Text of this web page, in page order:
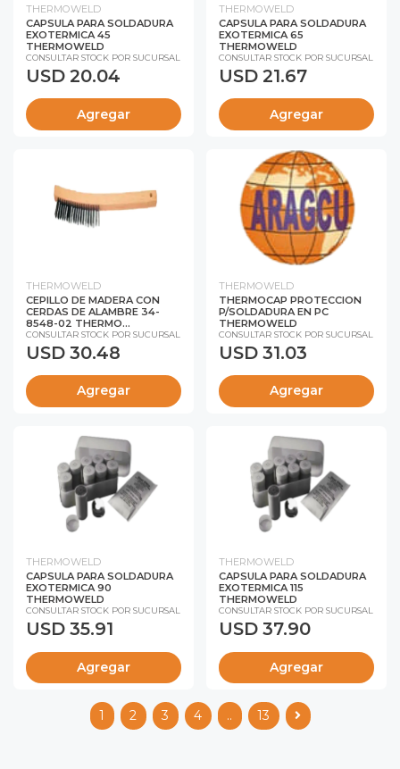
THERMOWELD
CAPSULA PARA SOLDADURA
EXOTERMICA 45
THERMOWELD
CONSULTAR STOCK POR SUCURSAL
USD 20.04
Agregar
THERMOWELD
CAPSULA PARA SOLDADURA
EXOTERMICA 65
THERMOWELD
CONSULTAR STOCK POR SUCURSAL
USD 21.67
Agregar
THERMOWELD
CEPILLO DE MADERA CON
CERDAS DE ALAMBRE 34-
8548-02 THERMO...
CONSULTAR STOCK POR SUCURSAL
USD 30.48
Agregar
THERMOWELD
THERMOCAP PROTECCION
P/SOLDADURA EN PC
THERMOWELD
CONSULTAR STOCK POR SUCURSAL
USD 31.03
Agregar
THERMOWELD
CAPSULA PARA SOLDADURA
EXOTERMICA 90
THERMOWELD
CONSULTAR STOCK POR SUCURSAL
USD 35.91
Agregar
THERMOWELD
CAPSULA PARA SOLDADURA
EXOTERMICA 115
THERMOWELD
CONSULTAR STOCK POR SUCURSAL
USD 37.90
Agregar
1 2 3 4 .. 13